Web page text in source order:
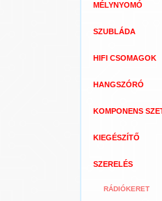
MÉLYNYOMÓ
SZUBLÁDA
HIFI CSOMAGOK
HANGSZÓRÓ
KOMPONENS
KIEGÉSZÍTŐ
SZERELÉS
RÁDIÓKERET